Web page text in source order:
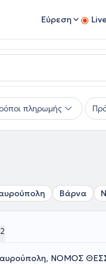
Εύρεση
πληρωμής
Βάρνα
ΝΟΜΟΣ